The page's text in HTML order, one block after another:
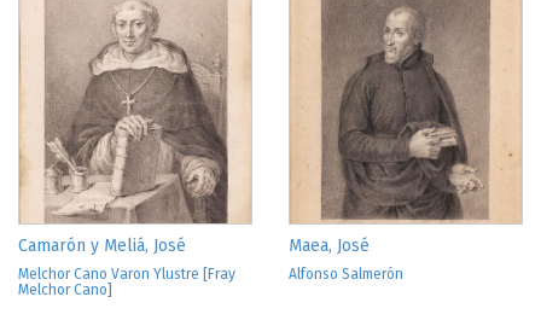
Camarón y Meliá, José
Melchor Cano Varon Ylustre [Fray
Melchor Cano]
Maea, José
Alfonso Salmerón